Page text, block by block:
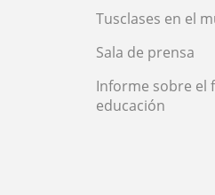
Tusclases en el
Sala de prensa
Informe sobre el
educación